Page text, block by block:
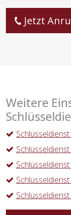
Jetzt
Weitere